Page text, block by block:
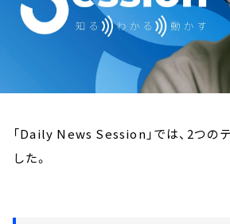
「Daily News Session」では、2つの
した。